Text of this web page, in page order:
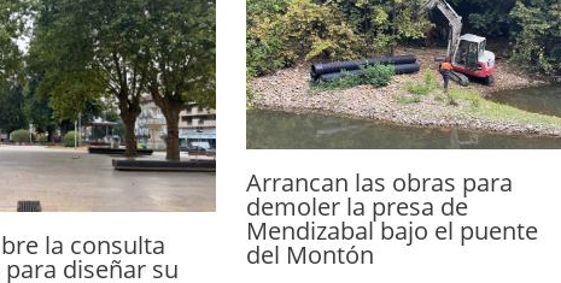
la consulta
diseñar su
Arrancan las obras para
demoler la presa de
Mendizabal bajo el puente
del Montón